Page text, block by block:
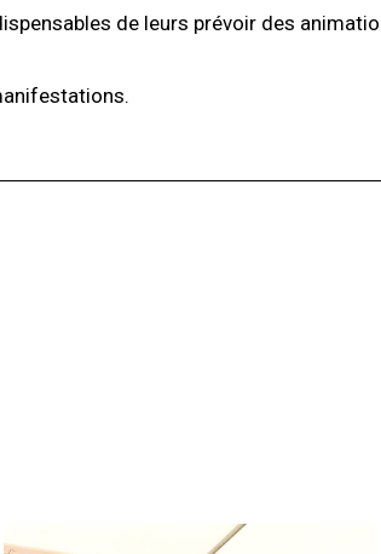
de leurs prévoir des